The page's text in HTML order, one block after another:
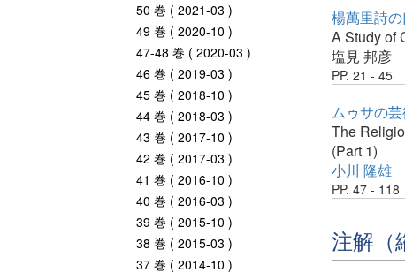
50 巻 ( 2021-03 )
49 巻 ( 2020-10 )
47-48 巻 ( 2020-03 )
46 巻 ( 2019-03 )
45 巻 ( 2018-10 )
44 巻 ( 2018-03 )
43 巻 ( 2017-10 )
42 巻 ( 2017-03 )
41 巻 ( 2016-10 )
40 巻 ( 2016-03 )
39 巻 ( 2015-10 )
38 巻 ( 2015-03 )
37 巻 ( 2014-10 )
楊萬里詩
A Study of
塩見 邦彦
PP. 21 - 45
ムゥサの
The
(Part 1)
小川 隆雄
PP. 47 - 118
注解（